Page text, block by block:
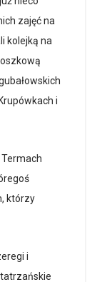
zajęć na
kolejką na
i
którzy
i